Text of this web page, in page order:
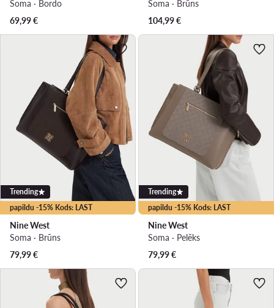
Soma · Bordo
69,99€
Soma · Brūns
104,99€
papildu -15% Kods: LAST
Trending
Nine West
Soma · Brūns
79,99€
papildu -15% Kods: LAST
Trending
Nine West
Soma · Pelēks
79,99€